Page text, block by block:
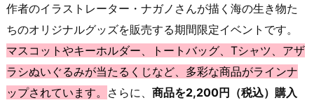
作者のイラストレーター・ナガノさんが描く海の生き物た
ちのオリジナルグッズを販売する期間限定イベントです。
マスコットやキーホルダー、トートバッグ、Tシャツ、アザ
ラシぬいぐるみが当たるくじなど、多彩な商品がラインナ
ップされています。 さらに、 商品を2,200円（税込）購入